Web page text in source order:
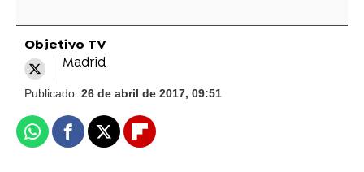
Objetivo TV
Madrid
Publicado: 26 de abril de 2017, 09:51
WhatsappFacebook
X Flipboard